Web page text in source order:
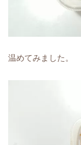
温めてみました。